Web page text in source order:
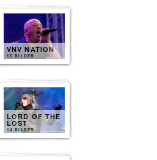
VNV NATION
15 BILDER
LORD OF THE
LOST
14 BILDER